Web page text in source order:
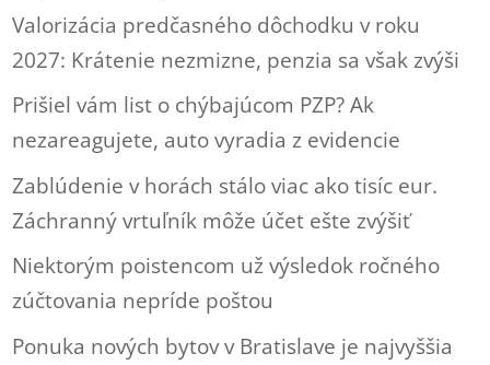
Valorizácia predčasného dôchodku v roku
2027: Krátenie nezmizne, penzia sa však zvýši
Prišiel vám list o chýbajúcom PZP? Ak
nezareagujete, auto vyradia z evidencie
Zablúdenie v horách stálo viac ako tisíc eur.
Záchranný vrtuľník môže účet ešte zvýšiť
Niektorým poistencom už výsledok ročného
zúčtovania nepríde poštou
Ponuka nových bytov v Bratislave je najvyššia